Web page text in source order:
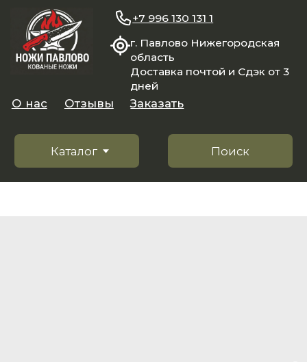
область
Доставка почтой и Сдэк от 3
Поиск
Каталог
Заказать
+7 996 130 131 1